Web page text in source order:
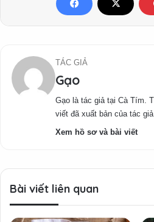
TÁC GIẢ
Gạo
Gạo là tác giả tại Cà Tím.
viết đã xuất bản của tác
Xem hồ sơ và bài viết
Bài viết liên quan